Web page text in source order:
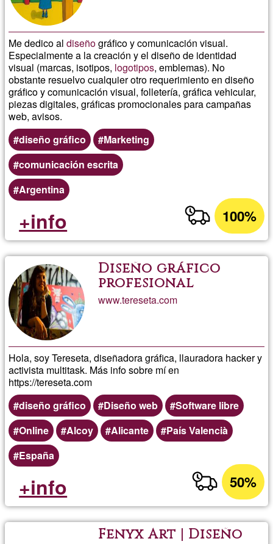
Me dedico aldiseñográfico y comunicación visual.
Especialmente a la creación y el diseño de identidad
visual (marcas, isotipos, logotipos, emblemas). No
obstante resuelvo cualquier otro requerimiento en diseño
gráfico y comunicación visual, folletería, gráfica vehicular,
piezas digitales, gráficas promocionales para campañas
web, avisos.
diseño gráfico
Marketing
comunicación escrita
Argentina
100%
+info
Diseño gráfico
profesional
www.tereseta.com
Hola, soy Tereseta, diseñadora gráfica, llauradora hacker y
activista multitask. Más info sobre mí en
https://tereseta.com
diseño gráfico
Diseño web
Software libre
Online
Alcoy Alicante
País Valencià
España
50%
+info
Fenyx Art | Diseño